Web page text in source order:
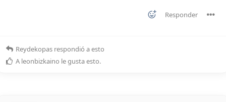
Responder
Reydekopas respondió a esto
A leonbizkaino le gusta esto.